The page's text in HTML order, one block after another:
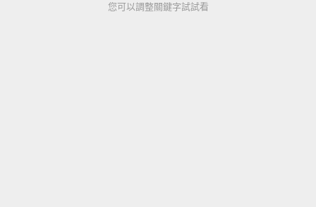
您可以調整關鍵字試試看